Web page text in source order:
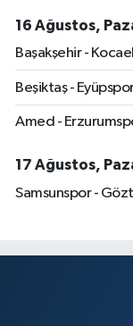
16 Ağustos,
Başakşehir -
Beşiktaş -
Amed -
17 Ağustos,
Samsunspor -